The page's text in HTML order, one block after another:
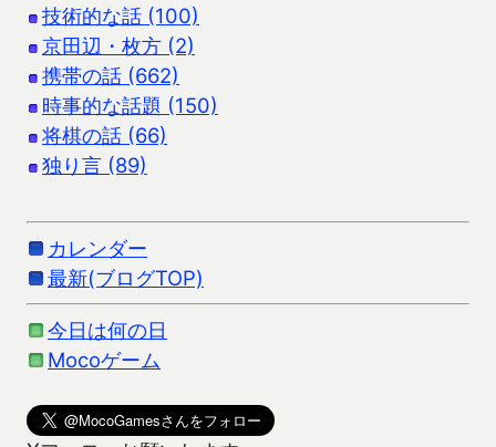
技術的な話 (100)
京田辺・枚方 (2)
携帯の話 (662)
時事的な話題 (150)
将棋の話 (66)
独り言 (89)
カレンダー
最新(ブログTOP)
今日は何の日
Mocoゲーム